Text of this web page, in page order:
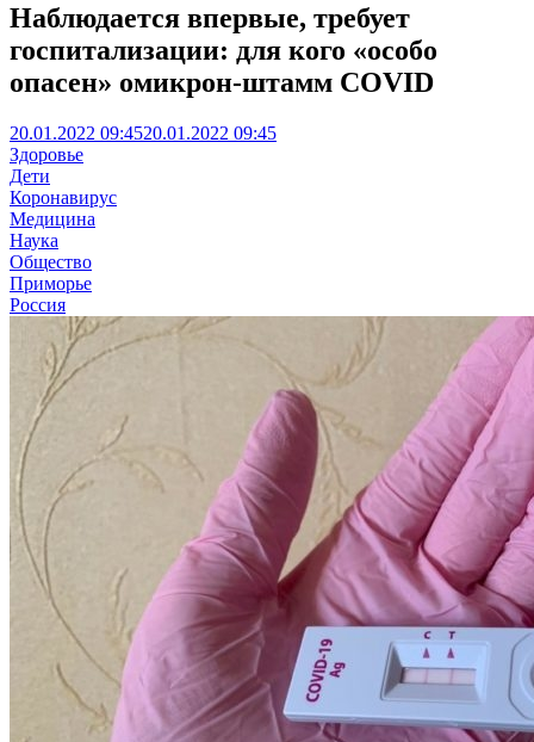
Наблюдается впервые, требует
госпитализации: для кого «особо
опасен» омикрон-штамм COVID
20.01.2022 09:4520.01.2022 09:45
Здоровье
Дети
Коронавирус
Медицина
Наука
Общество
Приморье
Россия